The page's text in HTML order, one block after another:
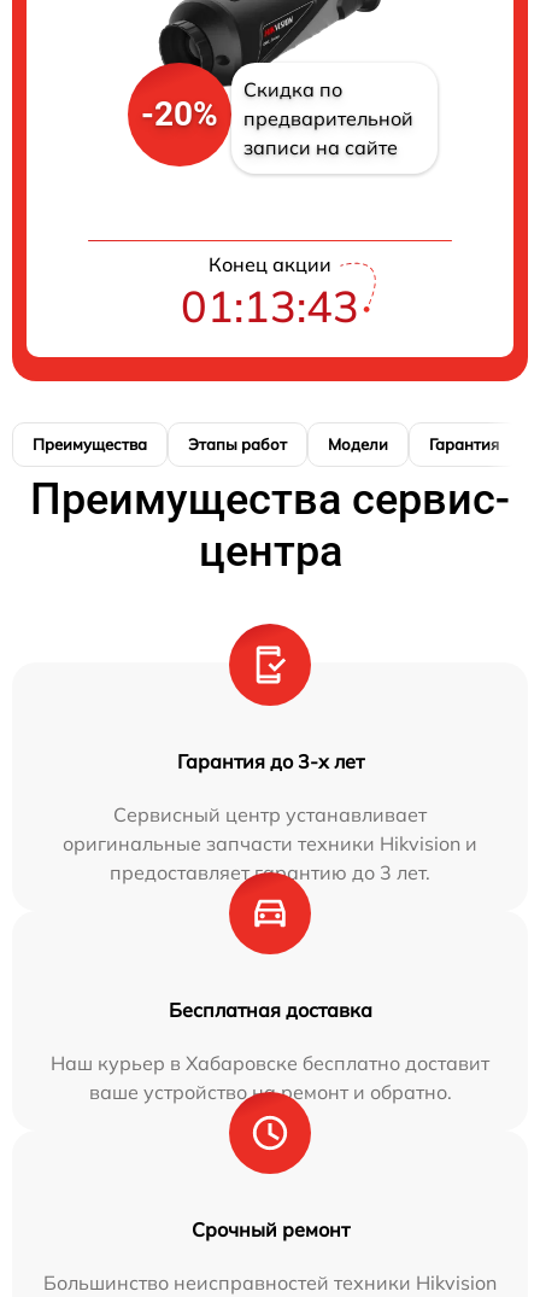
-20%
Скидка по
предварительной
записи на сайте
Конец акции
01:13:42
Преимущества Этапы работ Модели Гарантия
Преимущества сервис-
центра
Гарантия до 3-х лет
Сервисный центр устанавливает
оригинальные запчасти техники Hikvision и
предоставляет гарантию до 3 лет.
Бесплатная доставка
Наш курьер в Хабаровске бесплатно доставит
ваше устройство на ремонт и обратно.
Срочный ремонт
Большинство неисправностей техники Hikvision